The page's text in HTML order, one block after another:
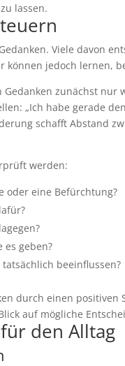
lassen.
Viele davon
können jedoch lernen,
zunächst nur
„Ich habe gerade
schafft Abstand
werden:
oder eine Befürchtung?
es geben?
beeinflussen?
durch einen positiven
auf mögliche
den Alltag